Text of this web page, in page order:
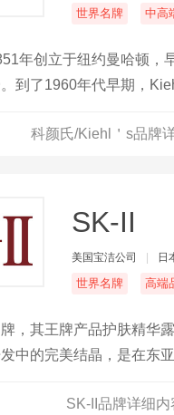
世界名牌 中高
年创立于纽约曼哈顿
到了1960年代早期，
、秀发甚至是运动后专
科颜氏/Kiehl＇s品牌
SK-II
美国宝洁公司 日
世界名牌 高端
，其王牌产品护肤精
中的完美结晶，是在东
SK-II品牌详细